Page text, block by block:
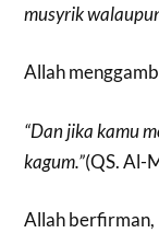
musyrik
Allah
“Dan jika kamu
kagum.”(QS. Al-
Allah berfirman,